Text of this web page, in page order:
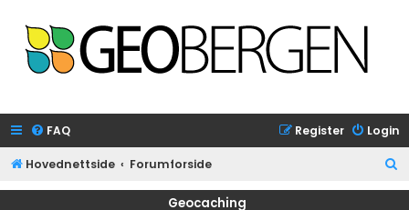
FAQ Login
Register
Hovednettside Forumforside
e
Geocaching